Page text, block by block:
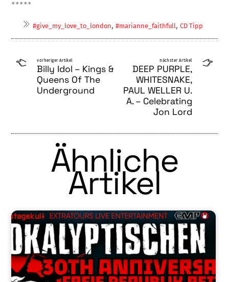
∗ ∗ ∗ ∗ ∗
#give_my_love_to_london,#marianne_faithfull,CD Tipp
vorheriger Artikel
Billy Idol – Kings &
Queens Of The
Underground
nächster Artikel
DEEP PURPLE,
WHITESNAKE,
PAUL WELLER U.
A. – Celebrating
Jon Lord
Ähnliche
Artikel